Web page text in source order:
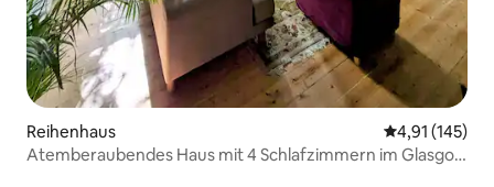
Reihenhaus
4,91 (145)
Atemberaubendes Haus mit 4 Schlafzimmern im Glasgow